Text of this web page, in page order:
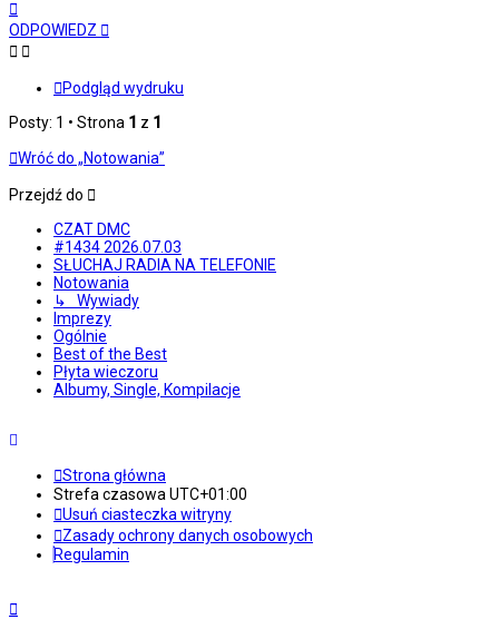
górę
ODPOWIEDZ
Podgląd wydruku
Posty: 1 • Strona 1 z 1
Wróć do „Notowania”
Przejdź do
CZAT DMC
#1434 2026.07.03
SŁUCHAJ RADIA NA TELEFONIE
Notowania
↳ Wywiady
Imprezy
Ogólnie
Best of the Best
Płyta wieczoru
Albumy, Single, Kompilacje
Strona główna
Strefa czasowaUTC+01:00
Usuń ciasteczka witryny
Zasady ochrony danych osobowych
Regulamin